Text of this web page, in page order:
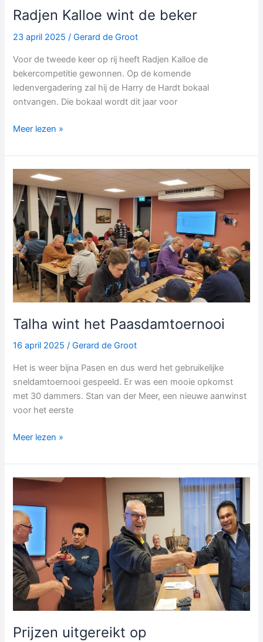
Radjen Kalloe wint de beker
23 april 2025/Gerard de Groot
Voor de tweede keer op rij heeft Radjen Kalloe de
bekercompetitie gewonnen. Op de komende
ledenvergadering zal hij de Harry de Hardt bokaal
ontvangen. Die bokaal wordt dit jaar voor
Radjen
wint
de
beker
Meer lezen »
Talha wint het Paasdamtoernooi
16 april 2025/Gerard de Groot
Het is weer bijna Pasen en dus werd het gebruikelijke
sneldamtoernooi gespeeld. Er was een mooie opkomst
met 30 dammers. Stan van der Meer, een nieuwe aanwinst
voor het eerste
Talha
het
Paasdamtoernooi
Meer lezen »
Prijzen uitgereikt op